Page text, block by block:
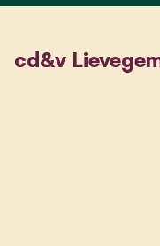
cd&v